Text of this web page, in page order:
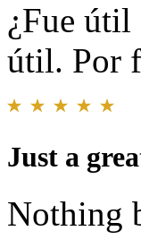
¿Fue útil
útil. Por
Just a
Nothing